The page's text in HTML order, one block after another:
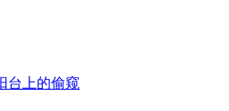
台上的偷窥